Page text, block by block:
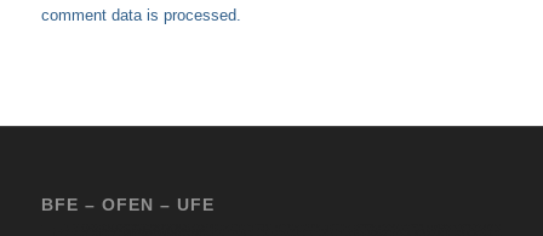
comment data is processed.
BFE – OFEN – UFE